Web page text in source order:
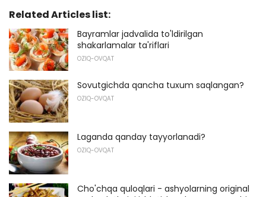
Related Articles list:
Bayramlar jadvalida to'ldirilgan
shakarlamalar ta'riflari
OZIQ-OVQAT
Sovutgichda qancha tuxum saqlangan?
OZIQ-OVQAT
Laganda qanday tayyorlanadi?
OZIQ-OVQAT
Cho'chqa quloqlari - ashyolarning original